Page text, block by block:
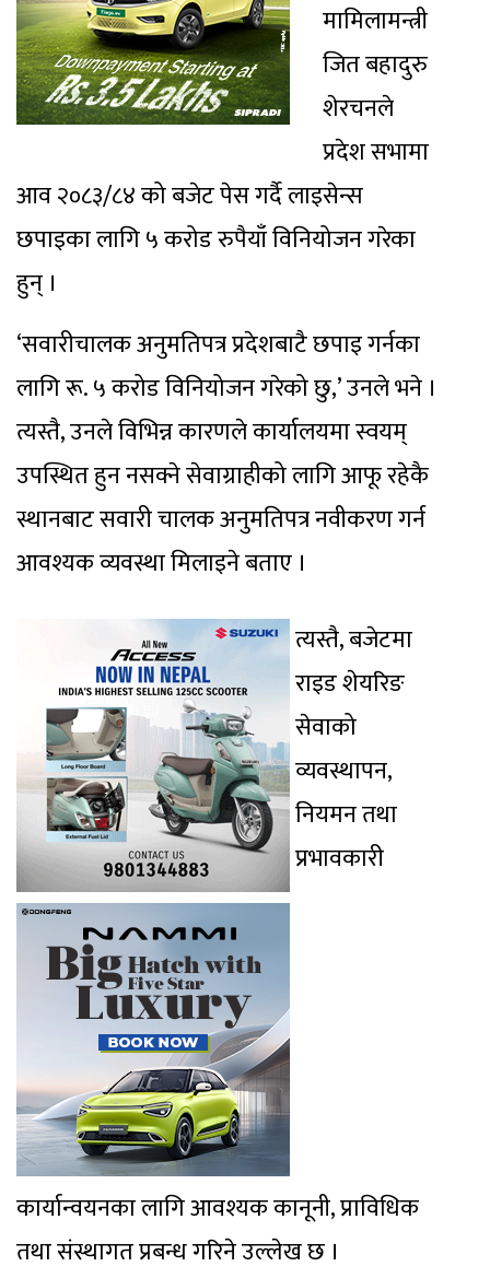
मामिलामन्त्री
जित बहादुरु
शेरचनले
प्रदेश सभामा
आव २०८३/८४ को बजेट पेस गर्दै लाइसेन्स
छपाइका लागि ५ करोड रुपैयाँ विनियोजन गरेका
हुन् ।
‘सवारीचालक अनुमतिपत्र प्रदेशबाटै छपाइ गर्नका
लागि रू. ५ करोड विनियोजन गरेको छु,’ उनले भने ।
त्यस्तै, उनले विभिन्न कारणले कार्यालयमा स्वयम्
उपस्थित हुन नसक्ने सेवाग्राहीको लागि आफू रहेकै
स्थानबाट सवारी चालक अनुमतिपत्र नवीकरण गर्न
आवश्यक व्यवस्था मिलाइने बताए ।
त्यस्तै, बजेटमा
राइड शेयरिङ
सेवाको
व्यवस्थापन,
नियमन तथा
प्रभावकारी
कार्यान्वयनका लागि आवश्यक कानूनी, प्राविधिक
तथा संस्थागत प्रबन्ध गरिने उल्लेख छ ।